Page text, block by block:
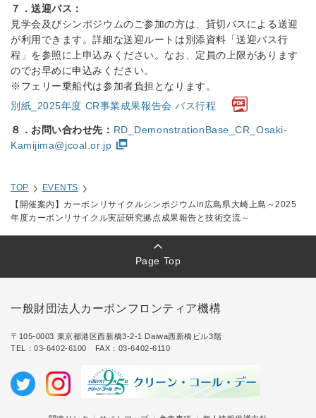
７．送迎バス：
見学会及びシンポジウムのご参加の方は、貸切バスによる送迎
が利用できます。詳細な送迎ルートは別添資料「送迎バス行
程」を参照に上申込みください。なお、定員の上限があります
のでお早めに申込みください。
※フェリー乗船代は参加者負担となります。
別紙_2025年度 CR事業成果報告会 バス行程
８．お問い合わせ先： RD_DemonstrationBase_CR_Osaki-
Kamijima@jcoal.or.jp
TOP
EVENTS
【開催案内】カーボンリサイクルシンポジウムin広島県大崎上島～2025
年度カーボンリサイクル実証研究拠点成果報告と技術交流～
Page Top
一般財団法人カーボンフロンティア機構
〒105-0003 東京都港区西新橋3-2-1 Daiwa西新橋ビル3階
TEL：03-6402-6100 FAX：03-6402-6110